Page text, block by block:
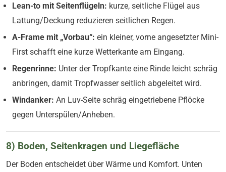
Lean-to mit Seitenflügeln: kurze, seitliche Flügel aus
Lattung/Deckung reduzieren seitlichen Regen.
A-Frame mit „Vorbau“: ein kleiner, vorne angesetzter Mini-
First schafft eine kurze Wetterkante am Eingang.
Regenrinne: Unter der Tropfkante eine Rinde leicht schräg
anbringen, damit Tropfwasser seitlich abgeleitet wird.
Windanker: An Luv-Seite schräg eingetriebene Pflöcke
gegen Unterspülen/Anheben.
8) Boden, Seitenkragen und Liegefläche
Der Boden entscheidet über Wärme und Komfort. Unten